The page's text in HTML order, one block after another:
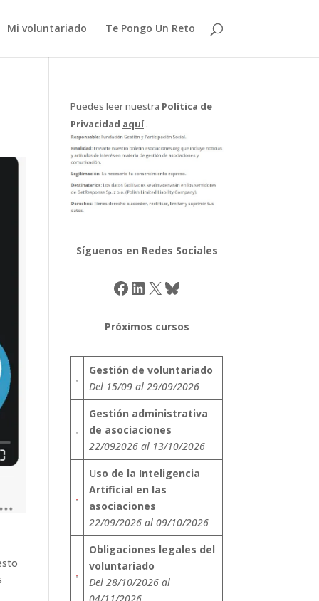
Mi voluntariado Te Pongo Un Reto
Puedes leer nuestra Política de
Privacidad aquí .
Síguenos en Redes Sociales
Facebook
LinkedIn
X Bluesky
Próximos cursos
Gestión de voluntariado
Del 15/09 al 29/09/2026
Gestión administrativa
de asociaciones
22/092026 al 13/10/2026
Uso de la Inteligencia
Artificial en las
asociaciones
22/09/2026 al 09/10/2026
Obligaciones legales del
voluntariado
Del 28/10/2026 al